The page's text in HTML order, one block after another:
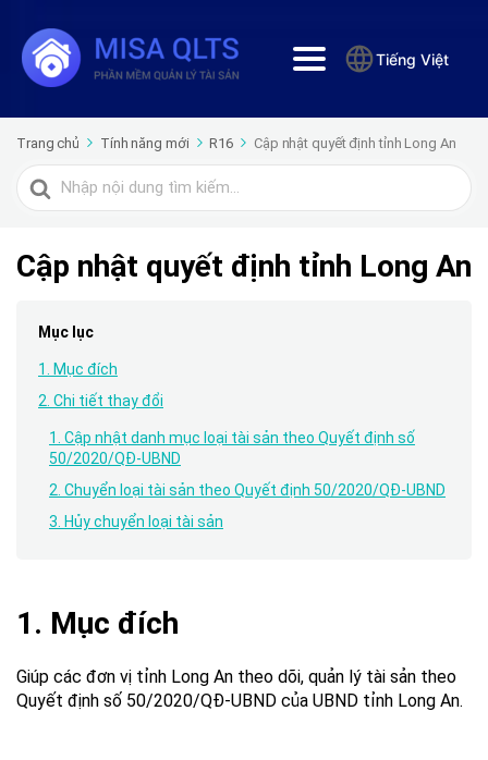
Tiếng Việt
Trang chủ Tính năng mới R16 Cập nhật quyết định tỉnh Long An
Tìm
kiếm
Cập nhật quyết định tỉnh Long An
Mục lục
1. Mục đích
2. Chi tiết thay đổi
1. Cập nhật danh mục loại tài sản theo Quyết định số
50/2020/QĐ-UBND
2. Chuyển loại tài sản theo Quyết định 50/2020/QĐ-UBND
3. Hủy chuyển loại tài sản
1. Mục đích
Giúp các đơn vị tỉnh Long An theo dõi, quản lý tài sản theo
Quyết định số 50/2020/QĐ-UBND của UBND tỉnh Long An.